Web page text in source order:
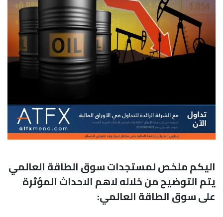
اليكم ملخص لمستجدات سوق الطاقة العالمي
يتم التوضيح من خلاله لاهم الاحداث المؤثرة
على سوق الطاقة العالمي: